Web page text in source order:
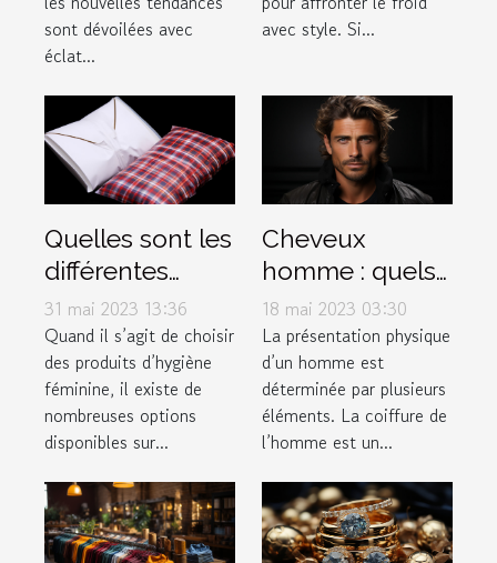
sont dévoilées avec
éclat...
d'hiver
avec style. Si...
Quelles sont les
différentes
options de
serviettes
hygiéniques
disponibles sur
le marché pour
31 mai 2023 13:36
Quand il s’agit de choisir
des produits d’hygiène
féminine, il existe de
nombreuses options
disponibles sur...
Cheveux
homme : quels
sont les
différents types
de dégradé ?
18 mai 2023 03:30
La présentation physique
d’un homme est
déterminée par plusieurs
éléments. La coiffure de
l’homme est un...